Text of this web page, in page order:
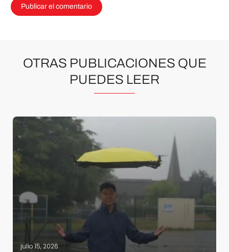
OTRAS PUBLICACIONES QUE
PUEDES LEER
julio 15, 2026